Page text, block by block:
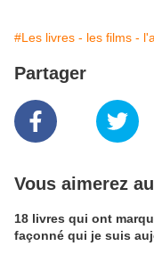
#Les livres - les films -
Partager
Vous aimerez
18 livres qui ont
façonné qui je suis